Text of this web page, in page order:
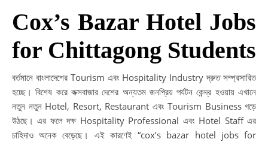
Cox’s Bazar Hotel Jobs
for Chittagong Students
বর্তমানে বাংলাদেশের Tourism এবং Hospitality Industry দ্রুত সম্প্রসারিত
হচ্ছে। বিশেষ করে কক্সবাজার দেশের অন্যতম জনপ্রিয় পর্যটন কেন্দ্র হওয়ায় এখানে
নতুন নতুন Hotel, Resort, Restaurant এবং Tourism Business গড়ে
উঠছে। এর ফলে দক্ষ Hospitality Professional এবং Hotel Staff এর
চাহিদাও অনেক বেড়েছে। এই কারণেই “cox’s bazar hotel jobs for